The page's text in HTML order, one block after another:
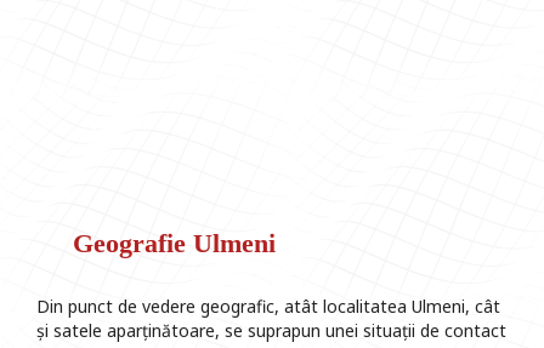
Geografie Ulmeni
Din punct de vedere geografic, atât localitatea Ulmeni, cât
și satele aparținătoare, se suprapun unei situații de contact